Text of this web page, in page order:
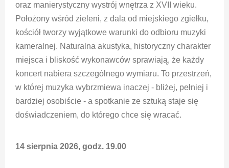
oraz manierystyczny wystrój wnętrza z XVII wieku.
Położony wśród zieleni, z dala od miejskiego zgiełku,
kościół tworzy wyjątkowe warunki do odbioru muzyki
kameralnej. Naturalna akustyka, historyczny charakter
miejsca i bliskość wykonawców sprawiają, że każdy
koncert nabiera szczególnego wymiaru. To przestrzeń,
w której muzyka wybrzmiewa inaczej - bliżej, pełniej i
bardziej osobiście - a spotkanie ze sztuką staje się
doświadczeniem, do którego chce się wracać.
14 sierpnia 2026, godz. 19.00